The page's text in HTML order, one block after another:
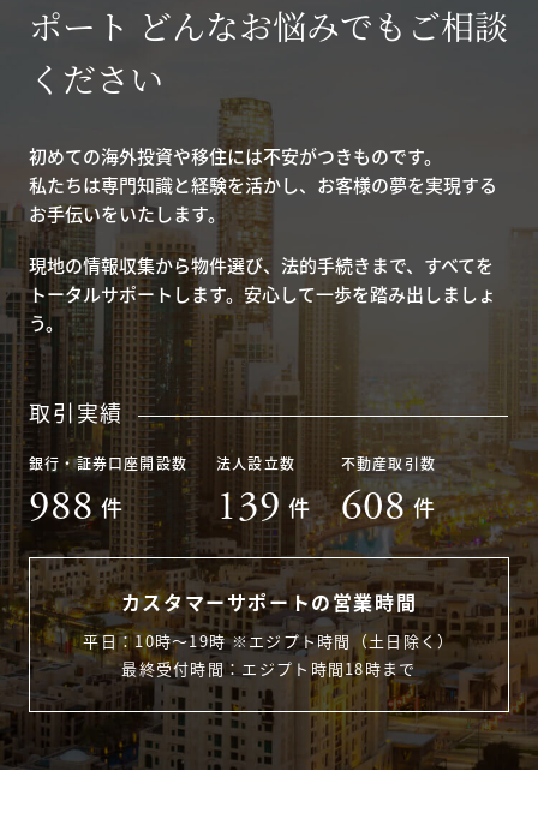
ポート どんなお悩みでもご相談
ください
初めての海外投資や移住には不安がつきものです。
私たちは専門知識と経験を活かし、お客様の夢を実現する
お手伝いをいたします。
現地の情報収集から物件選び、法的手続きまで、すべてを
トータルサポートします。安心して一歩を踏み出しましょ
う。
取引実績
銀行・証券口座開設数
988 件
法人設立数
139 件
不動産取引数
608 件
カスタマーサポートの営業時間
平日：10時〜19時 ※エジプト時間（土日除く）
最終受付時間：エジプト時間18時まで